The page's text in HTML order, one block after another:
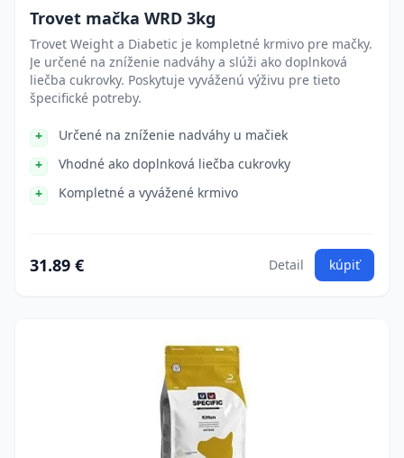
Trovet mačka WRD 3kg
Trovet Weight a Diabetic je kompletné krmivo pre mačky.
Je určené na zníženie nadváhy a slúži ako doplnková
liečba cukrovky. Poskytuje vyváženú výživu pre tieto
špecifické potreby.
Určené na zníženie nadváhy u mačiek
Vhodné ako doplnková liečba cukrovky
Kompletné a vyvážené krmivo
31.89 € Detail kúpiť